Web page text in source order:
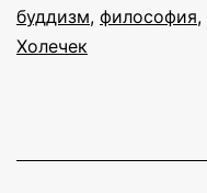
буддизм, философия,
Холечек